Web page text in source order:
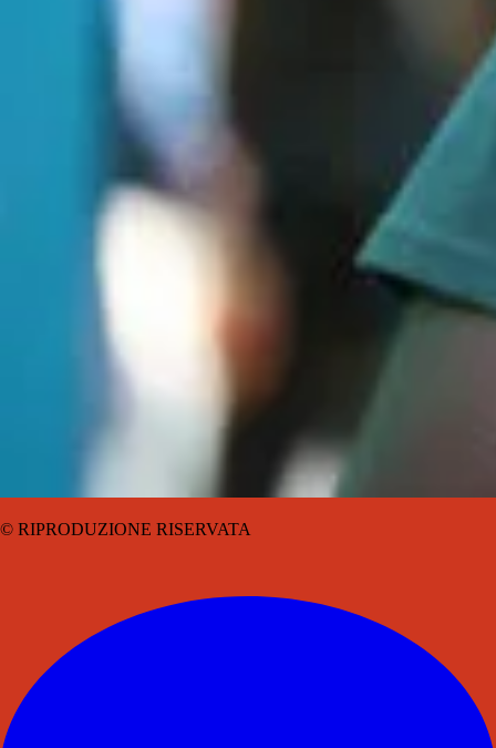
© RIPRODUZIONE RISERVATA